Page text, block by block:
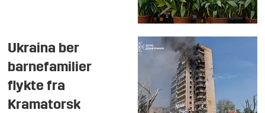
Ukraina ber
barnefamilier
flykte fra
Kramatorsk